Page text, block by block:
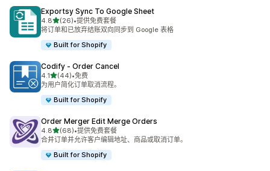
Exportsy Sync To Google Sheet
4.8星（满分 5 星）
(26)
总共 26 条评论
•提供免费套餐
将订单和已放弃结账双向同步到 Google 表格
Built for Shopify
Codify ‑ Order Cancel
4.1星（满分 5 星）
(44)
总共 44 条评论
•免费
为用户简化订单取消流程。
Built for Shopify
Order Merger Edit Merge Orders
4.8星（满分 5 星）
(68)
总共 68 条评论
•提供免费套餐
合并订单并允许客户编辑地址、商品或取消订单。
Built for Shopify